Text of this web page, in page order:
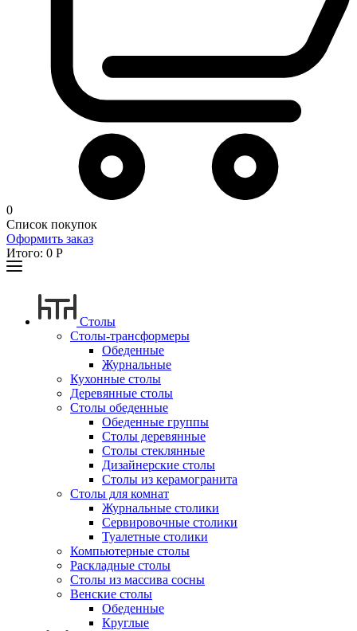
0
Список покупок
Оформить заказ
Итого: 0 Р
Столы
Столы-трансформеры
Обеденные
Журнальные
Кухонные столы
Деревянные столы
Столы обеденные
Обеденные группы
Столы деревянные
Столы стеклянные
Дизайнерские столы
Столы из керамогранита
Столы для комнат
Журнальные столики
Сервировочные столики
Туалетные столики
Компьютерные столы
Раскладные столы
Столы из массива сосны
Венские столы
Обеденные
Круглые